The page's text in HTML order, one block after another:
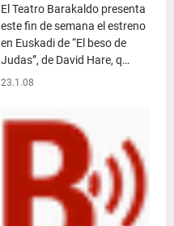
El Teatro Barakaldo presenta
este fin de semana el estreno
en Euskadi de “El beso de
Judas”, de David Hare, q…
23.1.08